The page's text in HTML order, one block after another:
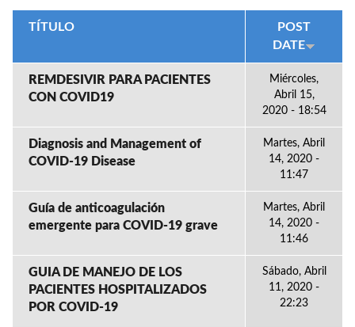
TÍTULO
POST
DATE
REMDESIVIR PARA PACIENTES
CON COVID19
Miércoles,
Abril 15,
2020 - 18:54
Diagnosis and Management of
COVID-19 Disease
Martes, Abril
14, 2020 -
11:47
Guía de anticoagulación
emergente para COVID-19 grave
Martes, Abril
14, 2020 -
11:46
GUIA DE MANEJO DE LOS
PACIENTES HOSPITALIZADOS
POR COVID-19
Sábado, Abril
11, 2020 -
22:23